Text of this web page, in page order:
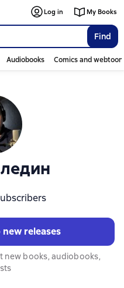
Find
Log in My Books
Audiobooks Comics and
releases
new books, audiobooks,